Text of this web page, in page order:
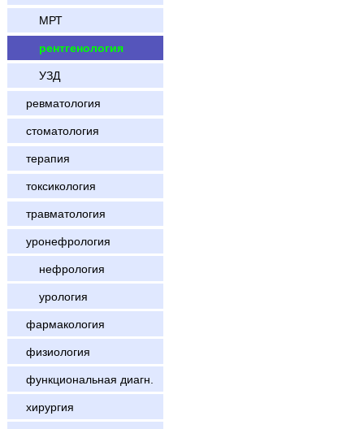
МРТ
рентгенология
УЗД
ревматология
стоматология
терапия
токсикология
травматология
уронефрология
нефрология
урология
фармакология
физиология
функциональная диагн.
хирургия